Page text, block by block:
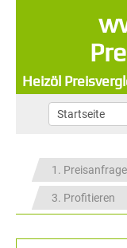
Heizöl
1. Preisanfrage
3. Profitieren